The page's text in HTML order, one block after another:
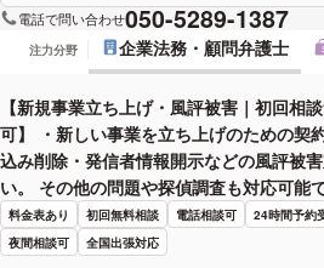
電話で問い合わせ050-5289-1387
注力分野 企業法務・顧問弁護士
【新規事業立ち上げ・風評被害｜初回相
可】 ・新しい事業を立ち上げのための契
込み削除・発信者情報開示などの風評被
い。 その他の問題や探偵調査も対応可能で
料金表あり 初回無料相談 電話相談可 24時間予約
夜間相談可
全国出張対応